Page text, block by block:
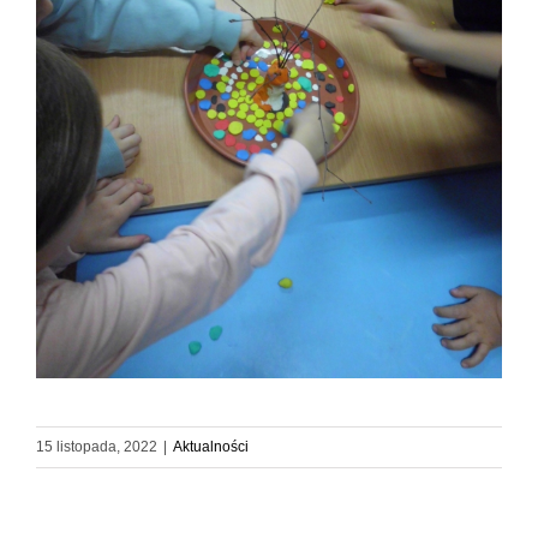
15 listopada, 2022 | Aktualności